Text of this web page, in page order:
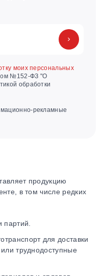
моих персональных
№152-ФЗ "О
обработки
рекламные
продукцию
в том числе редких
для доставки
труднодоступные